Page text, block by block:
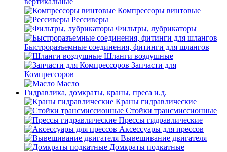
Компрессоры винтовые
Рессиверы
Фильтры, лубрикаторы
Быстроразъемные соединения, фитинги для шлангов
Шланги воздушные
Запчасти для
Компрессоров
Масло
Гидравлика, домкраты, краны, преса и.д.
Краны гидравлические
Стойки трансмиссионные
Прессы гидравлические
Аксессуары для прессов
Вывешивание двигателя
Домкраты подкатные